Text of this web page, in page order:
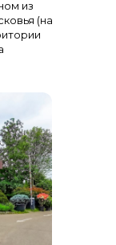
из
(на